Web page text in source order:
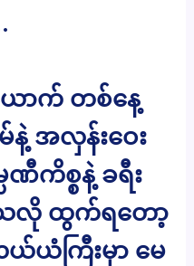
ာက် တစ်နေ့
အလှန်းဝေး
ကိစ္စနဲ့ ခရီး
ထွက်ရတော့
ယံကြီးမှာ မေ